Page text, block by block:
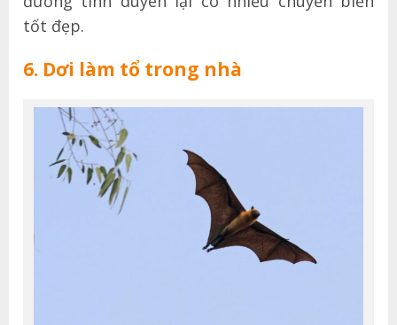
tốt đẹp.
6. Dơi làm tổ trong nhà